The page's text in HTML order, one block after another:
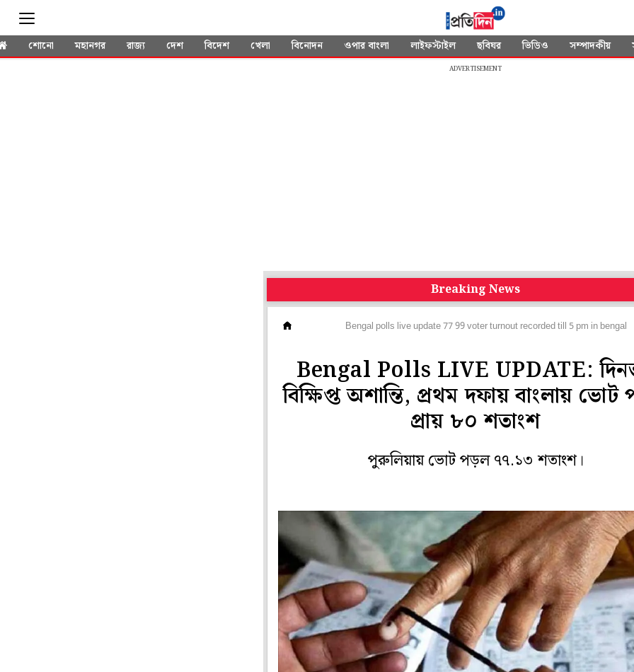
শোনো মহানগর রাজ্য দেশ বিদেশ খেলা বিনোদন ওপার বাংলা লাইফস্টাইল ছবিঘর ভিডিও সম্পাদকীয়
ADVERTISEMENT
Breaking News
Bengal polls live update 77 99 voter turnout recorded till 5 pm in bengal
Bengal Polls LIVE UPDATE:
বিক্ষিপ্ত অশান্তি, প্রথম দফায় বাংলায়
প্রায় ৮০ শতাংশ
পুরুলিয়ায় ভোট পড়ল ৭৭.১৩ শতাংশ।